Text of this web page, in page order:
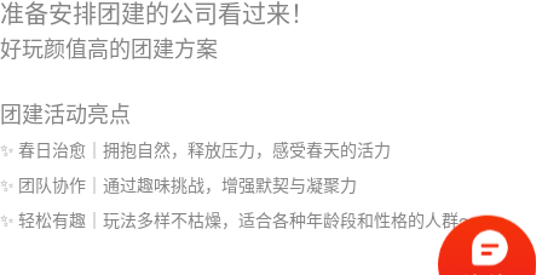
准备安排团建的公司看过来！
好玩颜值高的团建方案
团建活动亮点
✨ 春日治愈｜拥抱自然，释放压力，感受春天的活力
✨ 团队协作｜通过趣味挑战，增强默契与凝聚力
✨ 轻松有趣｜玩法多样不枯燥，适合各种年龄段和性格的人群～